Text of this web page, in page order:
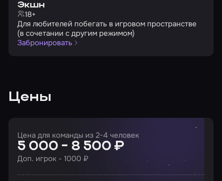
Экшн
18+
Для любителей побегать в игровом пространстве
(в сочетании с другим режимом)
Забронировать
Цены
Цена для команды из 2-4 человек
5 000 - 8 500 ₽
Доп. игрок - 1000 ₽